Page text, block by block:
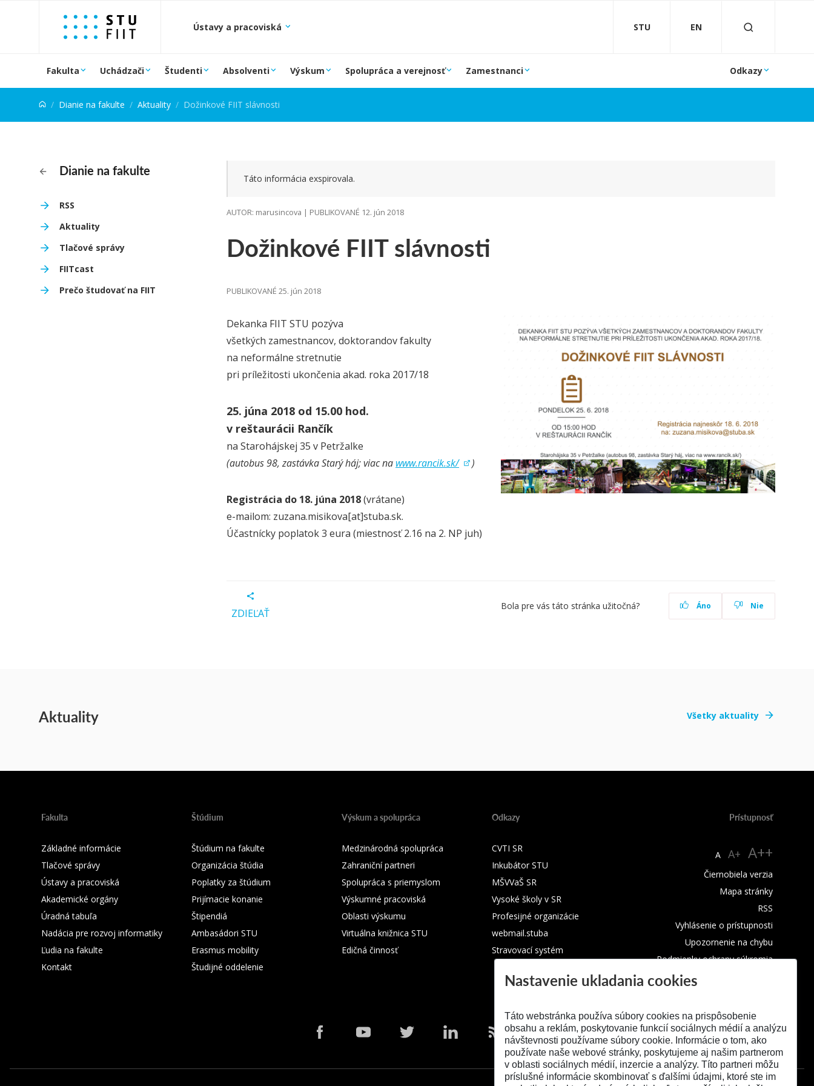
Prejsť na obsah
Ústavy a pracoviská STU EN
Fakulta Uchádzači Študenti Absolventi Výskum Spolupráca a verejnosť Zamestnanci Odkazy
Dianie na fakulte Aktuality Dožinkové FIIT slávnosti
Dianie na fakulte
RSS
Aktuality
Tlačové správy
FIITcast
Prečo študovať na FIIT
Dožinkové FIIT slávnosti
Táto informácia exspirovala.
AUTOR: marusincova | PUBLIKOVANÉ 12. jún 2018
PUBLIKOVANÉ 25. jún 2018
Dekanka FIIT STU pozýva
všetkých zamestnancov, doktorandovfakulty
na neformálne stretnutie
pri príležitosti ukončenia akad. roka 2017/18
25. júna 2018 od 15.00 hod.
v reštaurácii Rančík
na Starohájskej 35 v Petržalke
(autobus 98, zastávka Starý háj; viac na www.rancik.sk/ )
Registrácia do 18. júna 2018(vrátane)
e-mailom: zuzana.misikova[at]stuba.sk.
Účastnícky poplatok 3 eura (miestnosť 2.16 na 2. NP juh)
ZDIEĽAŤ
Bola pre vás táto stránka užitočná? Áno Nie
Aktuality Všetky aktuality
Fakulta
Základné informácie
Tlačové správy
Ústavy a pracoviská
Akademické orgány
Úradná tabuľa
Nadácia pre rozvoj informatiky
Ľudia na fakulte
Kontakt
Štúdium
Štúdium na fakulte
Organizácia štúdia
Poplatky za štúdium
Prijímacie konanie
Štipendiá
Ambasádori STU
Erasmus mobility
Študijné oddelenie
Výskum a spolupráca
Medzinárodná spolupráca
Zahraniční partneri
Spolupráca s priemyslom
Výskumné pracoviská
Oblasti výskumu
Virtuálna knižnica STU
Edičná činnosť
Odkazy
CVTI SR
Inkubátor STU
MŠVVaŠ SR
Vysoké školy v SR
Profesijné organizácie
webmail.stuba
Stravovací systém
Prístupnosť
A A+ A++
Čiernobiela verzia
Mapa stránky
RSS
Vyhlásenie o prístupnosti
Upozornenie na chybu
Podmienky ochrany súkromia
Nastavenie ukladania cookies
Táto webstránka používa súbory cookies na prispôsobenie
obsahu a reklám, poskytovanie funkcií sociálnych médií a analýzu
návštevnosti používame súbory cookie. Informácie o tom, ako
používate naše webové stránky, poskytujeme aj našim partnerom
v oblasti sociálnych médií, inzercie a analýzy. Títo partneri môžu
príslušné informácie skombinovať s ďalšími údajmi, ktoré ste im